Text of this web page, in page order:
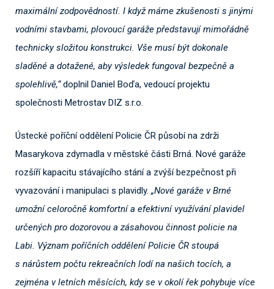
maximální zodpovědností. I když máme zkušenosti s jinými
vodními stavbami, plovoucí garáže představují mimořádně
technicky složitou konstrukci. Vše musí být dokonale
sladěné a dotažené, aby výsledek fungoval bezpečně a
spolehlivě,“doplnil Daniel Boďa, vedoucí projektu
společnosti Metrostav DIZ s.r.o.
Ústecké poříční oddělení Policie ČR působí na zdrži
Masarykova zdymadla v městské části Brná. Nové garáže
rozšíří kapacitu stávajícího stání a zvýší bezpečnost při
vyvazování i manipulaci s plavidly. „Nové garáže v Brné
umožní celoročně komfortní a efektivní využívání plavidel
určených pro dozorovou a zásahovou činnost policie na
Labi. Význam poříčních oddělení Policie ČR stoupá
s nárůstem počtu rekreačních lodí na našich tocích, a
zejména v letních měsících, kdy se v okolí řek pohybuje více